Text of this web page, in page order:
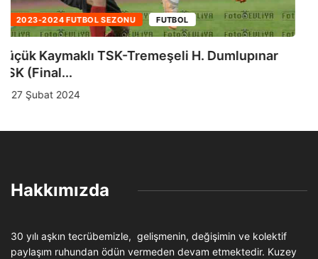
2023-2024 FUTBOL SEZONU AKSA SÜPER LIG
1.Hafta Mağusa Türk Gücü-Çetinkaya TSK
(Albüm 2)
21 Eylül 2023
Hakkımızda
30 yılı aşkın tecrübemizle, gelişmenin, değişimin ve kolektif
paylaşım ruhundan ödün vermeden devam etmektedir. Kuzey